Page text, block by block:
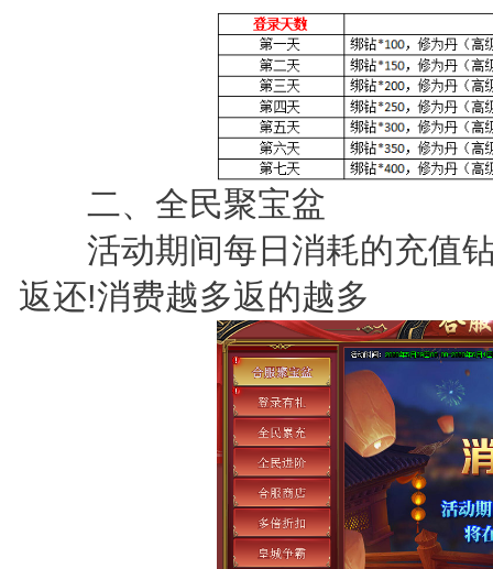
二、全民聚宝盆
活动期间每日消耗的充值钻
返还!消费越多返的越多